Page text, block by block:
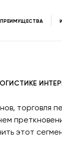
ПРЕИМУЩЕСТВА
торговля
этот